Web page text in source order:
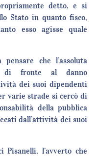
detto, e si
Stato in quanto fisco,
esso agisse quale
che l’assoluta
di fronte al danno
dei suoi dipendenti
varie strade si cercò di
della pubblica
dall’attività dei suoi
Pisanelli, l’avverto che